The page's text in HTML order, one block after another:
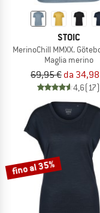
STOIC
MerinoChill MMXX.
Maglia merino
69,95 € da
4,6(17)
fino al 35%